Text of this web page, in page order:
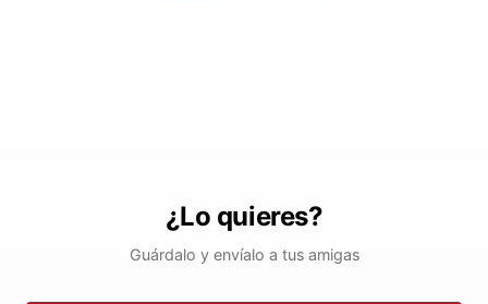
¿Lo quieres?
Guárdalo y envíalo a tus amigas